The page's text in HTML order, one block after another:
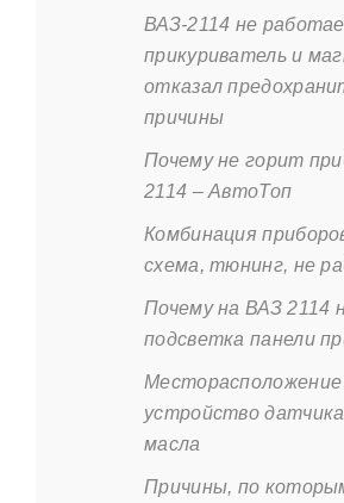
ВАЗ-2114 не
прикуриватель и
отказал
причины
Почему не горит
2114 – АвтоТоп
Комбинация
схема, тюнинг, не
Почему на ВАЗ 2114
подсветка панели
Месторасположение
устройство
масла
Причины, по